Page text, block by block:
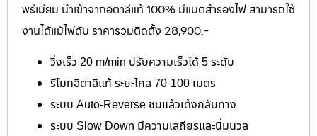
พรีเมียม นำเข้าจากอิตาลีแท้ 100% มีแบตสำรองไฟ สามารถใช้
งานได้แม้ไฟดับ ราคารวมติดตั้ง 28,900.-
วิ่งเร็ว 20 m/min ปรับความเร็วได้ 5 ระดับ
รีโมทอิตาลีแท้ ระยะไกล 70-100 เมตร
ระบบ Auto-Reverse ชนแล้วเด้งกลับทาง
ระบบ Slow Down มีความเสถียรและนิ่มนวล